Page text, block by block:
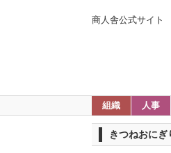
商人舎公式サイト
組織 人事
きつねおに